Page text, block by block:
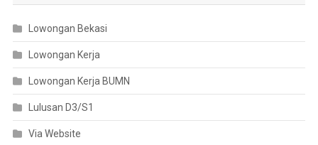
Lowongan Bekasi
Lowongan Kerja
Lowongan Kerja BUMN
Lulusan D3/S1
Via Website